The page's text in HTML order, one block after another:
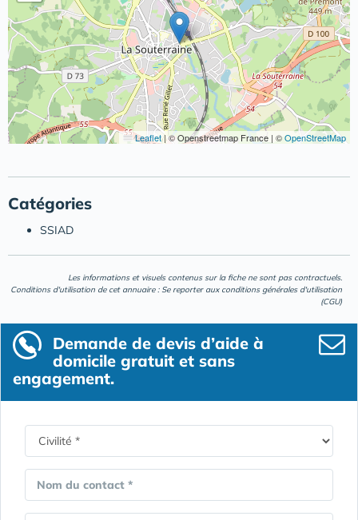
Leaflet|© Openstreetmap France | ©OpenStreetMap
Catégories
SSIAD
Les informations et visuels contenus sur la fiche ne sont pas contractuels.
Conditions d'utilisation de cet annuaire : Se reporter aux conditions générales d'utilisation
(CGU)
Demande de devis d’aide à
domicile gratuit et sans
engagement.
Nom du contact *